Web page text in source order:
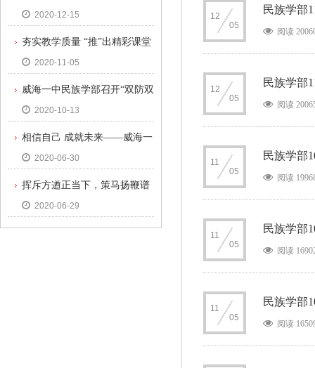
进——威海一中民族学部学习十
九届五中全会精神系列活动
2020-12-15
夯实教学质量 “推”出精彩课堂
——威海一中校领导视导民族学
部课堂
2020-11-05
威海一中民族学部召开“双防双
控”主题班会
2020-10-13
相信自己 成就未来——威海一
中民族学部召开高三主题班会及
家长会
2020-06-30
挥斥方遒正当下，策马扬鞭谱
新篇 2020-06-29
12
05
民族学部
阅读
12
05
民族学部
阅读
11
05
民族学部
阅读
11
05
民族学部
阅读
11
05
民族学部
阅读